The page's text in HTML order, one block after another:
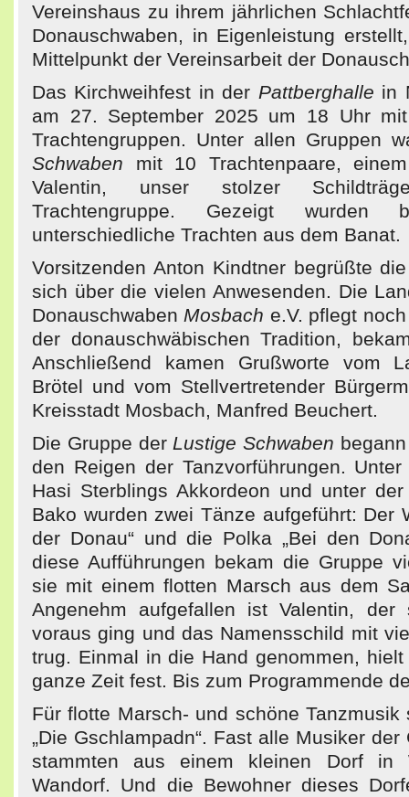
Vereinshaus zu ihrem jährlichen
Donauschwaben, in Eigenleistung
Mittelpunkt der Vereinsarbeit der
Das Kirchweihfest in der Pattberghalle in
am 27. September 2025 um 18 Uhr
Trachtengruppen. Unter allen Gruppen
Schwaben mit 10 Trachtenpaare,
Valentin, unser stolzer
Trachtengruppe. Gezeigt wurden
unterschiedliche Trachten aus dem Banat.
Vorsitzenden Anton Kindtner begrüßte
sich über die vielen Anwesenden. Die
Donauschwaben Mosbach e.V. pflegt
der donauschwäbischen Tradition,
Anschließend kamen Grußworte vom
Brötel und vom Stellvertretender
Kreisstadt Mosbach, Manfred Beuchert.
Die Gruppe der Lustige Schwaben
den Reigen der Tanzvorführungen.
Hasi Sterblings Akkordeon und unter
Bako wurden zwei Tänze aufgeführt: Der
der Donau“ und die Polka „Bei den
diese Aufführungen bekam die Gruppe
sie mit einem flotten Marsch aus dem
Angenehm aufgefallen ist Valentin, der
voraus ging und das Namensschild mit
trug. Einmal in die Hand genommen,
ganze Zeit fest. Bis zum Programmende
Für flotte Marsch- und schöne Tanzmusik
„Die Gschlampadn“. Fast alle Musiker
stammten aus einem kleinen Dorf in
Wandorf. Und die Bewohner dieses